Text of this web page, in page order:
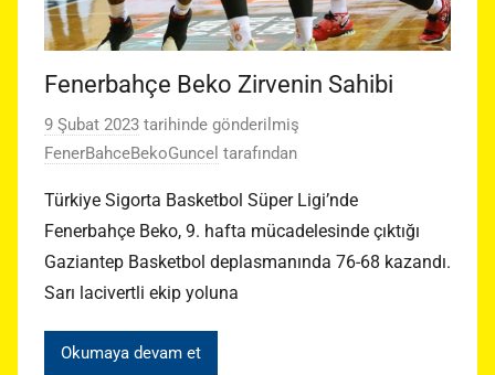
Fenerbahçe Beko Zirvenin Sahibi
9 Şubat 2023 tarihinde gönderilmiş
FenerBahceBekoGuncel tarafından
Türkiye Sigorta Basketbol Süper Ligi’nde
Fenerbahçe Beko, 9. hafta mücadelesinde çıktığı
Gaziantep Basketbol deplasmanında 76-68 kazandı.
Sarı lacivertli ekip yoluna
Okumaya devam et